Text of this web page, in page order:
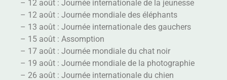
– 12 août : Journée internationale de la jeunesse
– 12 août : Journée mondiale des éléphants
– 13 août : Journée internationale des gauchers
– 15 août : Assomption
– 17 août : Journée mondiale du chat noir
– 19 août : Journée mondiale de la photographie
– 26 août : Journée internationale du chien